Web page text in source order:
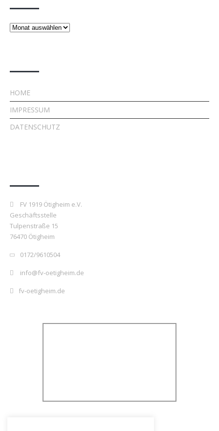
Beiträge
HOME
IMPRESSUM
DATENSCHUTZ
FV 1919 Ötigheim e.V.
Geschäftsstelle
Tulpenstraße 15
76470 Ötigheim
0172/9610504
info@fv-oetigheim.de
fv-oetigheim.de